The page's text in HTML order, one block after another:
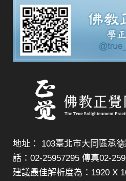
地址： 103臺北市大同區承
話：02-25957295 傳真02-
建議最佳解析度為：1920 X